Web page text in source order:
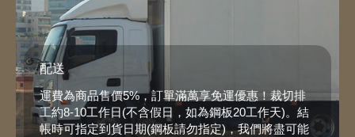
配送
運費為商品售價5%，訂單滿萬享免運優惠！裁切排
工約8-10工作日(不含假日，如為鋼板20工作天)。結
帳時可指定到貨日期(鋼板請勿指定)，我們將盡可能